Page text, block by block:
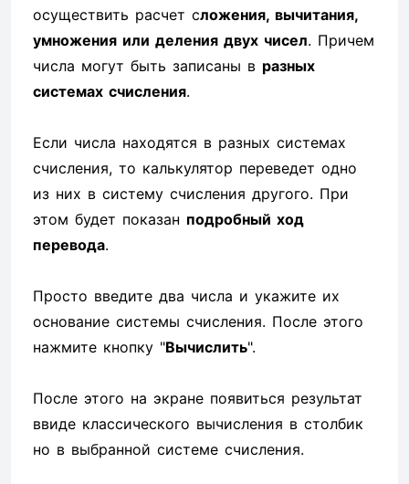
осуществить расчет сложения, вычитания,
умножения или деления двух чисел. Причем
числа могут быть записаны в разных
системах счисления.
Если числа находятся в разных системах
счисления, то калькулятор переведет одно
из них в систему счисления другого. При
этом будет показан подробный ход
перевода.
Просто введите два числа и укажите их
основание системы счисления. После этого
нажмите кнопку "Вычислить".
После этого на экране появиться результат
ввиде классического вычисления в столбик
но в выбранной системе счисления.